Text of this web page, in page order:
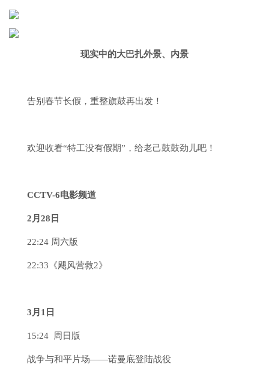
现实中的大巴扎外景、内景
告别春节长假，重整旗鼓再出发！
欢迎收看“特工没有假期”， 给老己鼓鼓劲儿吧！
CCTV-6电影频道
2月28日
22:24 周六版
22:33《飓风营救2》
3月1日
15:24 周日版
战争与和平片场——诺曼底登陆战役